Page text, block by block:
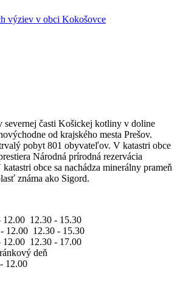
severnej časti Košickej kotliny v doline
od krajského mesta Prešov.
pobyt 801 obyvateľov. V katastri obce
Národná prírodná rezervácia
obce sa nachádza minerálny prameň
známa ako Sigord.
12.00 12.30 - 15.30
12.30 - 15.30
12.30 - 17.00
deň